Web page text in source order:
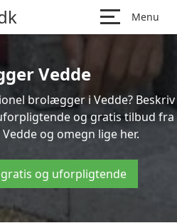
Menu
Vedde
brolægger i Vedde? Beskriv
og gratis tilbud fra
og omegn lige her.
og uforpligtende